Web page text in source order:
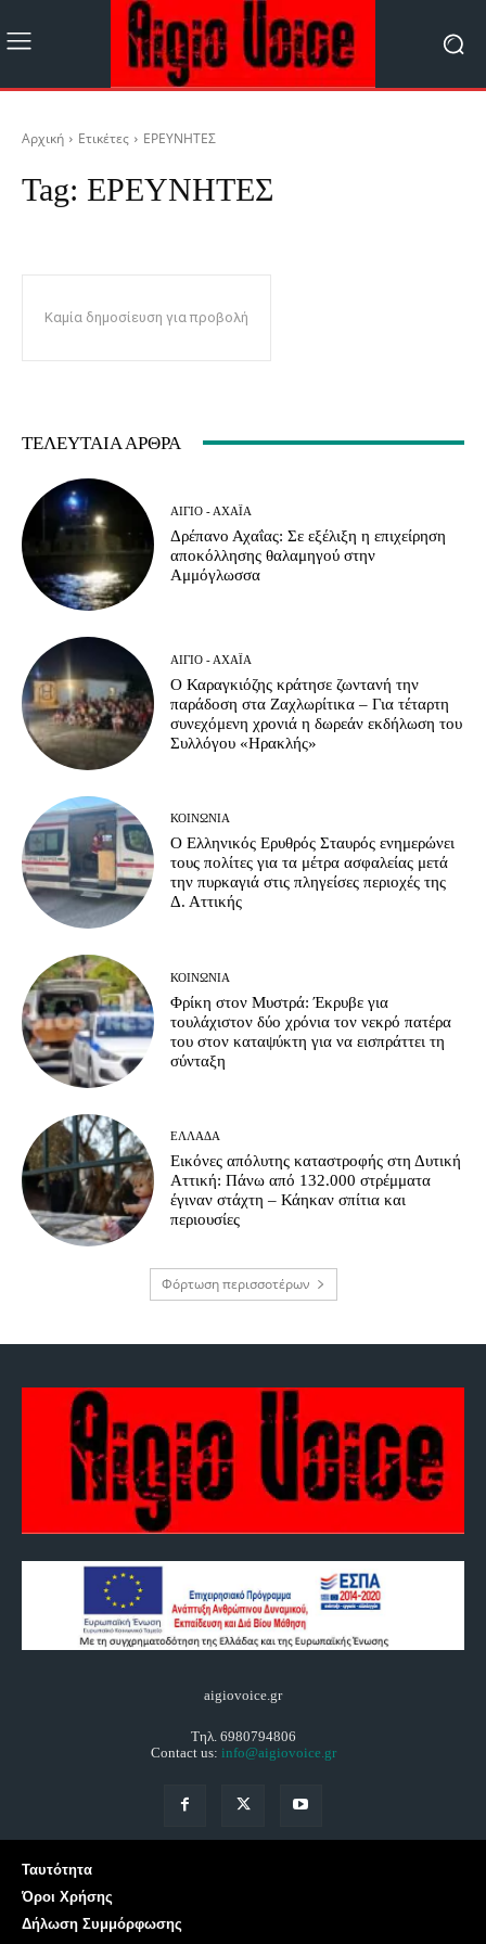
Αρχική Ετικέτες ΕΡΕΥΝΗΤΕΣ
Tag: ΕΡΕΥΝΗΤΕΣ
Καμία δημοσίευση για προβολή
ΤΕΛΕΥΤΑΊΑ ΆΡΘΡΑ
ΑΊΓΙΟ - ΑΧΑΪ́Α
Δρέπανο Αχαΐας: Σε εξέλιξη η επιχείρηση
αποκόλλησης θαλαμηγού στην
Αμμόγλωσσα
ΑΊΓΙΟ - ΑΧΑΪ́Α
Ο Καραγκιόζης κράτησε ζωντανή την
παράδοση στα Ζαχλωρίτικα – Για τέταρτη
συνεχόμενη χρονιά η δωρεάν εκδήλωση του
Συλλόγου «Ηρακλής»
ΚΟΙΝΩΝΊΑ
Ο Ελληνικός Ερυθρός Σταυρός ενημερώνει
τους πολίτες για τα μέτρα ασφαλείας μετά
την πυρκαγιά στις πληγείσες περιοχές της
Δ. Αττικής
ΚΟΙΝΩΝΊΑ
Φρίκη στον Μυστρά: Έκρυβε για
τουλάχιστον δύο χρόνια τον νεκρό πατέρα
του στον καταψύκτη για να εισπράττει τη
σύνταξη
ΕΛΛΆΔΑ
Εικόνες απόλυτης καταστροφής στη Δυτική
Αττική: Πάνω από 132.000 στρέμματα
έγιναν στάχτη – Κάηκαν σπίτια και
περιουσίες
Φόρτωση περισσοτέρων
aigiovoice.gr
Τηλ. 6980794806
Contact us: info@aigiovoice.gr
Ταυτότητα
Όροι Χρήσης
Δήλωση Συμμόρφωσης